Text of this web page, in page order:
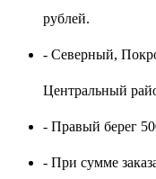
рублей.
- Северный,
Центральный
- Правый берег
- При сумме